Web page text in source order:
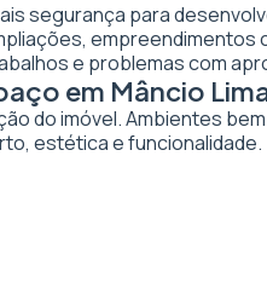
segurança para
e problemas com
em Mâncio
do imóvel. Ambientes
estética e funcionalidade.